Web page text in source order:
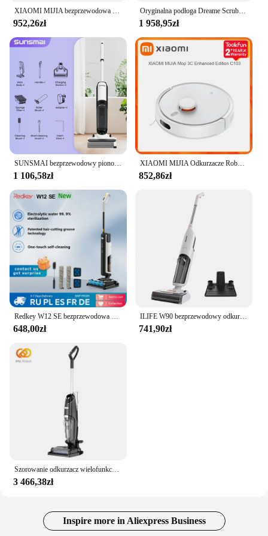
952,26zł
Oryginalna podłoga Dreame Scrubber H13 Pro Plus Mix Wielofunkcyjne urządzenie do suszenia na gorąco i próżniowe typu „wszystko w jednym” 18000pa
1 958,95zł
SUNSMAI bezprzewodowy pionowy odkurzacz do mycia potężny pionowy odkurzacz ręczny na sucho i na mokro bezprzewodowy domowy szorowarka podłogowa
1 106,58zł
XIAOMI MIJIA Odkurzacze Robot Mop 3C Plus Enhanced Edition Pro C103 5000PA Ssanie Zamiatanie Mycie Mop APP Smart Planned
852,86zł
Redkey W12 SE bezprzewodowa odkurzacz do odkurzania na mokro i na sucho wielowarstwowa inteligentna bezprzewodowa próżniowa myjka podłogowa samoczyszcząca i susząca gospodarstwa domowego
648,00zł
ILIFE W90 bezprzewodowy odkurzacz do odkurzania na mokro i na sucho 3 w1 Mop próżniowy i mycie samoczyszczące 30 minut pracy, bateria 3000mAh, przypomnienie głosowe
741,90zł
Szorowanie odkurzacz wielofunkcyjna elektryczna domowa wykładzina dywanowa płytki podłogowe odkurzacze pralki do szorowania
3 466,38zł
Inspire more in Aliexpress Business